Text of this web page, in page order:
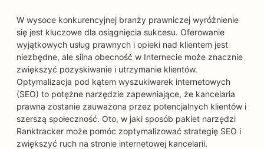
W wysoce konkurencyjnej branży prawniczej wyróżnienie
się jest kluczowe dla osiągnięcia sukcesu. Oferowanie
wyjątkowych usług prawnych i opieki nad klientem jest
niezbędne, ale silna obecność w Internecie może znacznie
zwiększyć pozyskiwanie i utrzymanie klientów.
Optymalizacja pod kątem wyszukiwarek internetowych
(SEO) to potężne narzędzie zapewniające, że kancelaria
prawna zostanie zauważona przez potencjalnych klientów i
szerszą społeczność. Oto, w jaki sposób pakiet narzędzi
Ranktracker może pomóc zoptymalizować strategię SEO i
zwiększyć ruch na stronie internetowej kancelarii.